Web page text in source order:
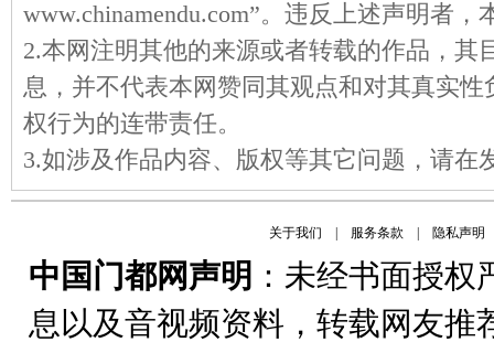
www.chinamendu.com”。违反上述声明者
2.本网注明其他的来源或者转载的作品，其
息，并不代表本网赞同其观点和对其真实
权行为的连带责任。
3.如涉及作品内容、版权等其它问题，请在
关于我们 服务条款 隐私声明
中国门都网声明 ：未经书面授
息以及音视频资料，转载网友